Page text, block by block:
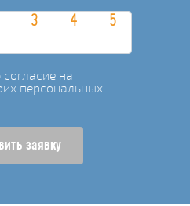
на
персональных
заявку